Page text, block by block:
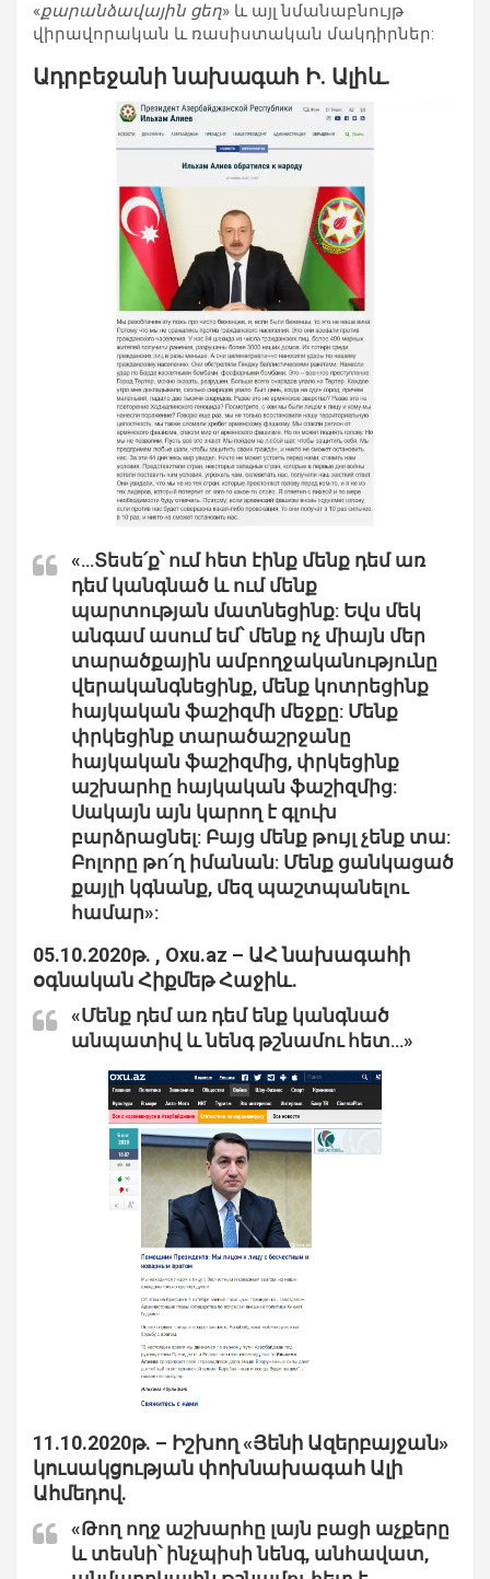
«քարանձավային ցեղ» և այլ նմանաբնույթ
վիրավորական և ռասիստական մակդիրներ:
Ադրբեջանի նախագահ Ի. Ալիև.
«…Տեսե՛ք՝ ում հետ էինք մենք դեմ առ
դեմ կանգնած և ում մենք
պարտության մատնեցինք: Եվս մեկ
անգամ ասում եմ՝ մենք ոչ միայն մեր
տարածքային ամբողջականությունը
վերականգնեցինք, մենք կոտրեցինք
հայկական ֆաշիզմի մեջքը: Մենք
փրկեցինք տարածաշրջանը
հայկական ֆաշիզմից, փրկեցինք
աշխարհը հայկական ֆաշիզմից:
Սակայն այն կարող է գլուխ
բարձրացնել: Բայց մենք թույլ չենք տա:
Բոլորը թո՛ղ իմանան: Մենք ցանկացած
քայլի կգնանք, մեզ պաշտպանելու
համար»:
05.10.2020թ. , Oxu.az – ԱՀ նախագահի
օգնական Հիքմեթ Հաջիև.
«Մենք դեմ առ դեմ ենք կանգնած
անպատիվ և նենգ թշնամու հետ…»
11.10.2020թ. – Իշխող «Յենի Ազերբայջան»
կուսակցության փոխնախագահ Ալի
Ահմեդով.
«Թող ողջ աշխարհը լայն բացի աչքերը
և տեսնի՝ ինչպիսի նենգ, անհավատ,